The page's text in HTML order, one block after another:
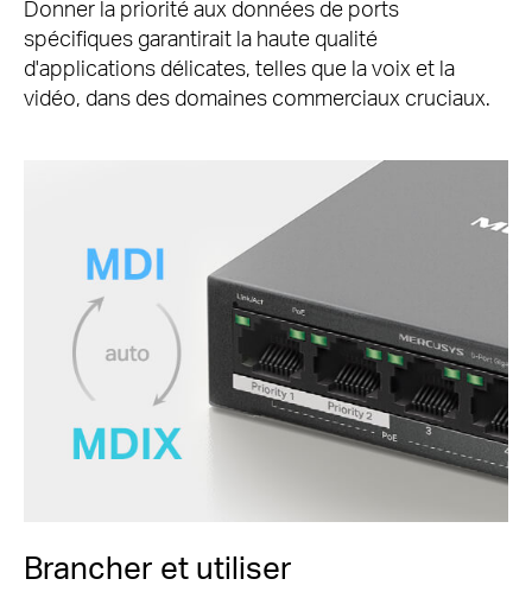
Donner la priorité aux données de ports
spécifiques garantirait la haute qualité
d'applications délicates, telles que la voix et la
vidéo, dans des domaines commerciaux cruciaux.
Brancher et utiliser